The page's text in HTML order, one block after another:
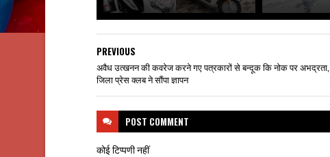
PREVIOUS
अवैध उत्खनन की कवरेज करने गए पत्रकारों से बन्दूक कि नोक पर अभद्रता,
जिला प्रेस क्लब ने सौंपा ज्ञापन
POST COMMENT
कोई टिप्पणी नहीं